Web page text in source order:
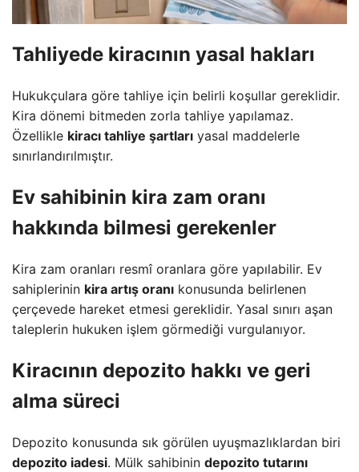
Tahliyede kiracının yasal hakları
Hukukçulara göre tahliye için belirli koşullar gereklidir.
Kira dönemi bitmeden zorla tahliye yapılamaz.
Özellikle kiracı tahliye şartları yasal maddelerle
sınırlandırılmıştır.
Ev sahibinin kira zam oranı
hakkında bilmesi gerekenler
Kira zam oranları resmî oranlara göre yapılabilir. Ev
sahiplerinin kira artış oranı konusunda belirlenen
çerçevede hareket etmesi gereklidir. Yasal sınırı aşan
taleplerin hukuken işlem görmediği vurgulanıyor.
Kiracının depozito hakkı ve geri
alma süreci
Depozito konusunda sık görülen uyuşmazlıklardan biri
depozito iadesi. Mülk sahibinin depozito tutarını